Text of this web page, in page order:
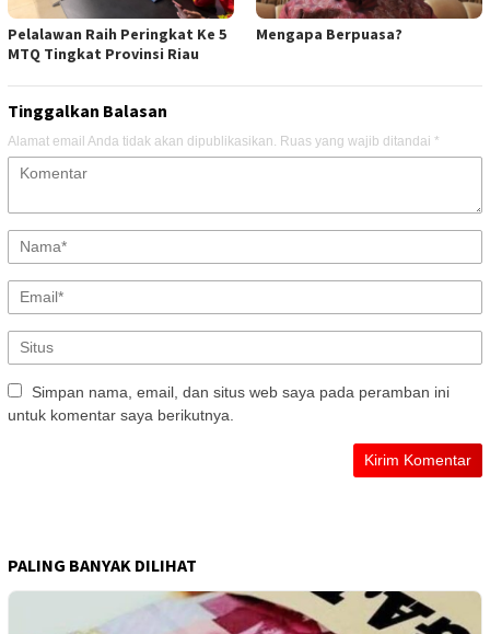
Pelalawan Raih Peringkat Ke 5
MTQ Tingkat Provinsi Riau
Mengapa Berpuasa?
Tinggalkan Balasan
Alamat email Anda tidak akan dipublikasikan. Ruas yang wajib ditandai *
Simpan nama, email, dan situs web saya pada peramban ini
untuk komentar saya berikutnya.
PALING BANYAK DILIHAT